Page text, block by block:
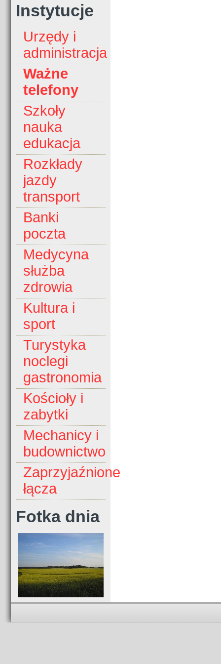
Instytucje
Urzędy i
administracja
Ważne
telefony
Szkoły
nauka
edukacja
Rozkłady
jazdy
transport
Banki
poczta
Medycyna
służba
zdrowia
Kultura i
sport
Turystyka
noclegi
gastronomia
Kościoły i
zabytki
Mechanicy i
budownictwo
Zaprzyjaźnione
łącza
Fotka dnia